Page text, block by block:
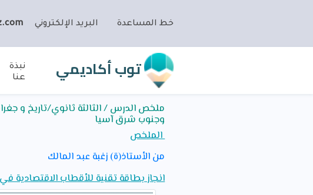
خط المساعدة البريد الإلكتروني
توب أكاديمي
نبذة
عنا
ملخص الدرس / الثالثة ثانوي/تاريخ و
وجنوب شرق آسيا
الملخص
من الأستاذ(ة) زغبة عبد المالك
انجاز بطاقة تقنية للأقطاب